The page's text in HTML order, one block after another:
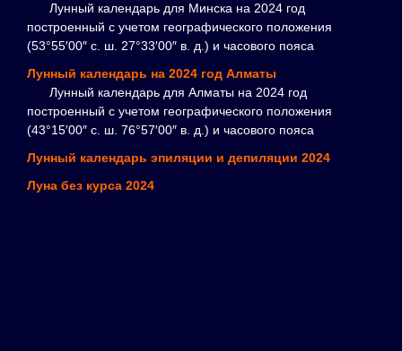
Лунный календарь для Минска на 2024 год
построенный с учетом географического положения
(53°55′00″ с. ш. 27°33′00″ в. д.) и часового пояса
Лунный календарь на 2024 год Алматы
Лунный календарь для Алматы на 2024 год
построенный с учетом географического положения
(43°15′00″ с. ш. 76°57′00″ в. д.) и часового пояса
Лунный календарь эпиляции и депиляции 2024
Луна без курса 2024